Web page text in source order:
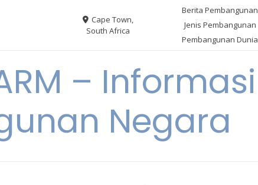
Cape Town,
South Africa
Berita Pembangunan
Jenis Pembangunan
Pembangunan Dunia
– Informasi
Negara